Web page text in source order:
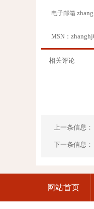
电子邮箱
MSN：
相关评论
上一条信息：
下一条信息：
网站首页